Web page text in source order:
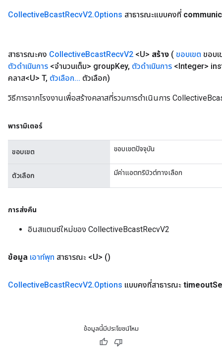
CollectiveBcastRecvV2.Options สาธารณะแบบคงที่
สาธารณะคง CollectiveBcastRecvV2 <U> สร้าง ( ขอบเขต ขอบ
ตัวดำเนินการ <จำนวนเต็ม> groupKey, ตัวดำเนินการ <Integer>
คลาส<U> T, ตัวเลือก... ตัวเลือก)
วิธีการจากโรงงานเพื่อสร้างคลาสที่รวมการดำเนินการ
พารามิเตอร์
ขอบเขต ขอบเขตปัจจุบัน
ตัวเลือก มีค่าแอตทริบิวต์ทางเลือก
การส่งคืน
อินสแตนซ์ใหม่ของ CollectiveBcastRecvV2
ข้อมูล เอาท์พุท สาธารณะ <U> ()
CollectiveBcastRecvV2.Options แบบคงที่สาธารณะ timeout
ข้อมูลนี้มีประโยชน์ไหม